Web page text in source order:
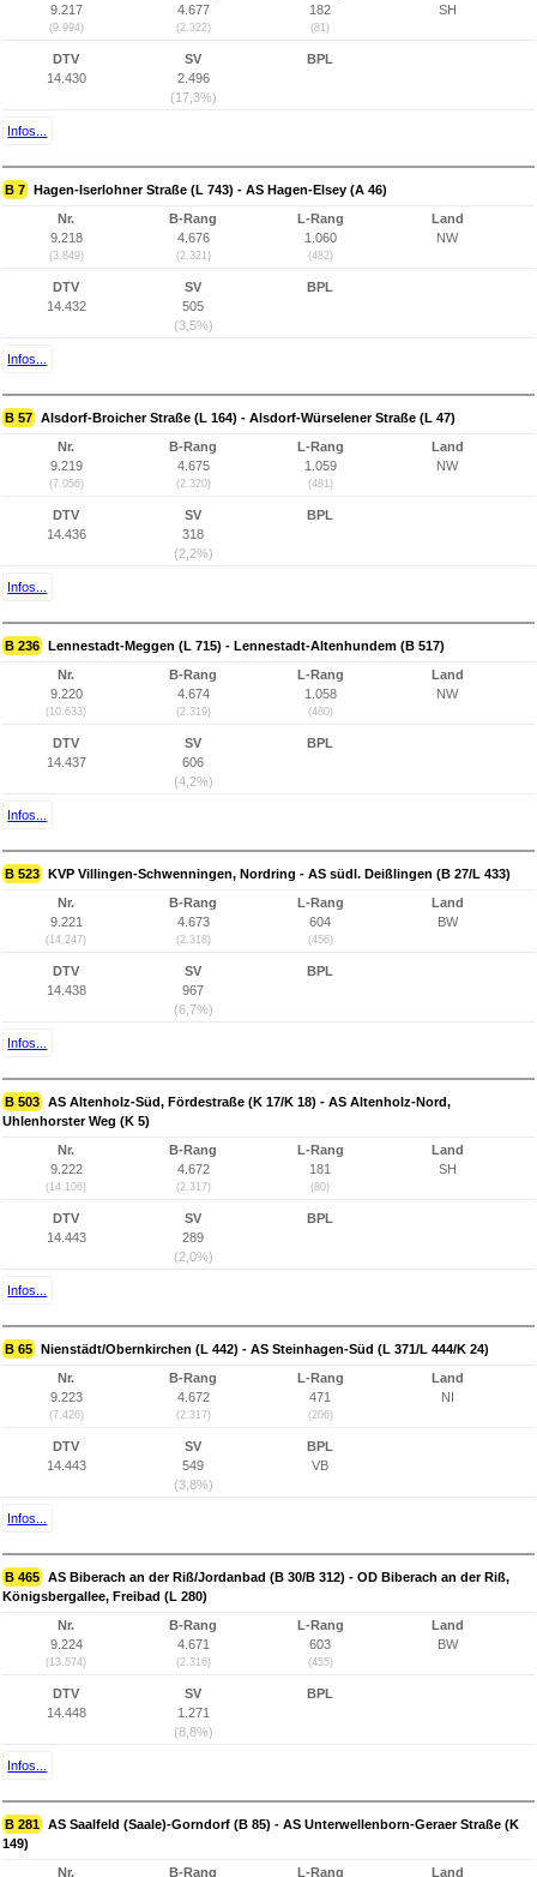
9.217
(9.994)
4.677
(2.322)
182
(81)
SH
DTV
14.430
SV
2.496
(17,3%)
BPL
Infos...
B 7 Hagen-Iserlohner Straße (L 743) - AS Hagen-Elsey (A 46)
Nr.
9.218
(3.849)
B-Rang
4.676
(2.321)
L-Rang
1.060
(482)
Land
NW
DTV
14.432
SV
505
(3,5%)
BPL
Infos...
B 57 Alsdorf-Broicher Straße (L 164) - Alsdorf-Würselener Straße (L 47)
Nr.
9.219
(7.056)
B-Rang
4.675
(2.320)
L-Rang
1.059
(481)
Land
NW
DTV
14.436
SV
318
(2,2%)
BPL
Infos...
B 236 Lennestadt-Meggen (L 715) - Lennestadt-Altenhundem (B 517)
Nr.
9.220
(10.633)
B-Rang
4.674
(2.319)
L-Rang
1.058
(480)
Land
NW
DTV
14.437
SV
606
(4,2%)
BPL
Infos...
B 523 KVP Villingen-Schwenningen, Nordring - AS südl. Deißlingen (B 27/L 433)
Nr.
9.221
(14.247)
B-Rang
4.673
(2.318)
L-Rang
604
(456)
Land
BW
DTV
14.438
SV
967
(6,7%)
BPL
Infos...
B 503 AS Altenholz-Süd, Fördestraße (K 17/K 18) - AS Altenholz-Nord,
Uhlenhorster Weg (K 5)
Nr.
9.222
(14.106)
B-Rang
4.672
(2.317)
L-Rang
181
(80)
Land
SH
DTV
14.443
SV
289
(2,0%)
BPL
Infos...
B 65 Nienstädt/Obernkirchen (L 442) - AS Steinhagen-Süd (L 371/L 444/K 24)
Nr.
9.223
(7.426)
B-Rang
4.672
(2.317)
L-Rang
471
(206)
Land
NI
DTV
14.443
SV
549
(3,8%)
BPL
VB
Infos...
B 465 AS Biberach an der Riß/Jordanbad (B 30/B 312) - OD Biberach an der Riß,
Königsbergallee, Freibad (L 280)
Nr.
9.224
(13.574)
B-Rang
4.671
(2.316)
L-Rang
603
(455)
Land
BW
DTV
14.448
SV
1.271
(8,8%)
BPL
Infos...
B 281 AS Saalfeld (Saale)-Gorndorf (B 85) - AS Unterwellenborn-Geraer Straße (K
149)
Nr. B-Rang L-Rang Land